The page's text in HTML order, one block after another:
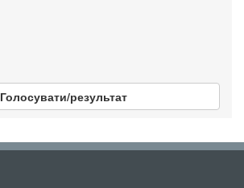
Голосувати/результат